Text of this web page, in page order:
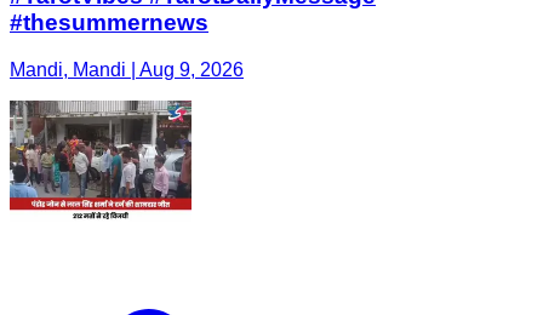
#thesummernews
Mandi, Mandi | Aug 9, 2026